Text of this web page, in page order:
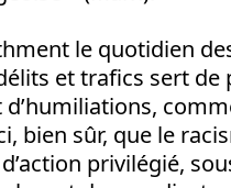
le quotidien
et trafics sert de
bien sûr, que le
privilégié,